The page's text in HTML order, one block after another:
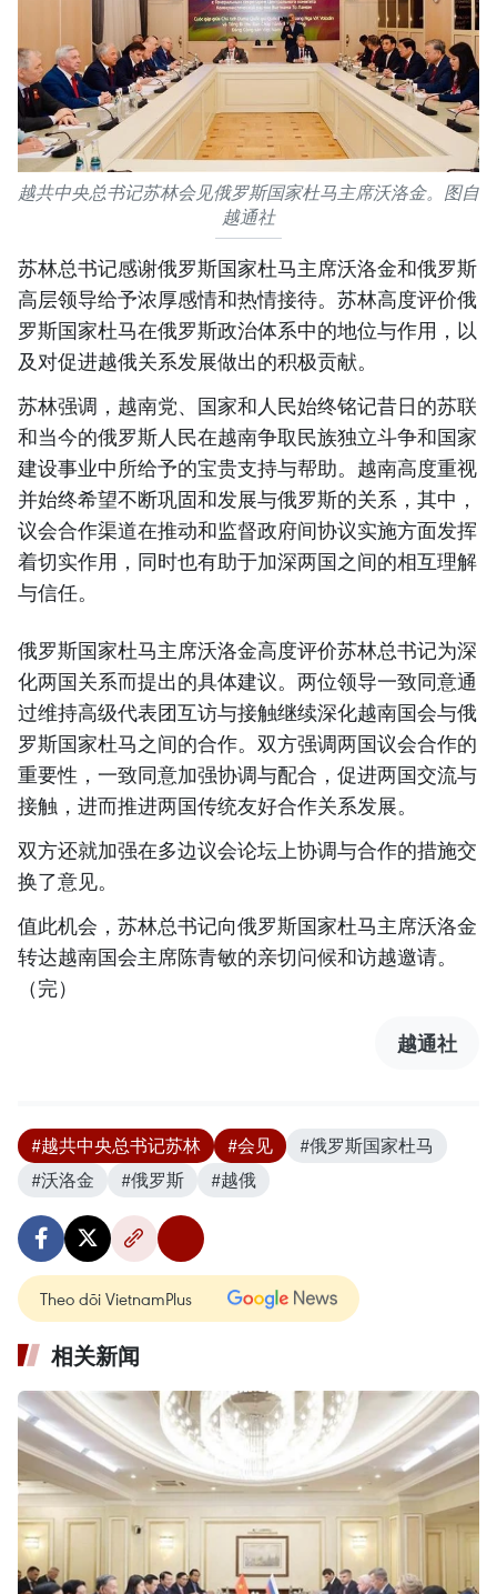
越共中央总书记苏林会见俄罗斯国家杜马主席沃洛金。图自
越通社
苏林总书记感谢俄罗斯国家杜马主席沃洛金和俄罗斯
高层领导给予浓厚感情和热情接待。苏林高度评价俄
罗斯国家杜马在俄罗斯政治体系中的地位与作用，以
及对促进越俄关系发展做出的积极贡献。
苏林强调，越南党、国家和人民始终铭记昔日的苏联
和当今的俄罗斯人民在越南争取民族独立斗争和国家
建设事业中所给予的宝贵支持与帮助。越南高度重视
并始终希望不断巩固和发展与俄罗斯的关系，其中，
议会合作渠道在推动和监督政府间协议实施方面发挥
着切实作用，同时也有助于加深两国之间的相互理解
与信任。
俄罗斯国家杜马主席沃洛金高度评价苏林总书记为深
化两国关系而提出的具体建议。两位领导一致同意通
过维持高级代表团互访与接触继续深化越南国会与俄
罗斯国家杜马之间的合作。双方强调两国议会合作的
重要性，一致同意加强协调与配合，促进两国交流与
接触，进而推进两国传统友好合作关系发展。
双方还就加强在多边议会论坛上协调与合作的措施交
换了意见。
值此机会，苏林总书记向俄罗斯国家杜马主席沃洛金
转达越南国会主席陈青敏的亲切问候和访越邀请。
（完）
越通社
#越共中央总书记苏林 #会见
#俄罗斯国家杜马
#沃洛金
#俄罗斯 #越俄
Theo dõi VietnamPlus
相关新闻